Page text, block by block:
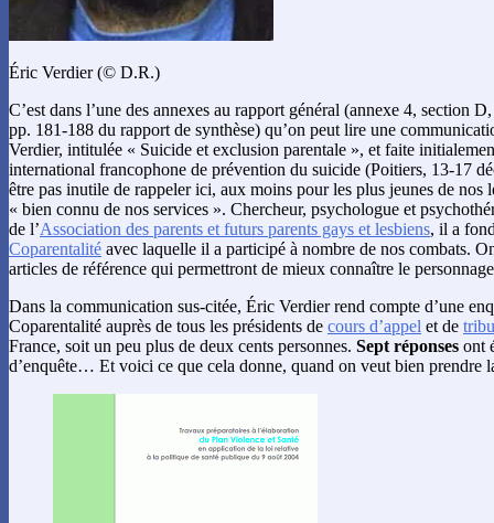
Éric Verdier (© D.R.)
C’est dans l’une des annexes au rapport général (annexe 4, section
pp. 181-188 du rapport de synthèse) qu’on peut lire une
Verdier, intitulée « Suicide et exclusion parentale », et faite
international francophone de prévention du suicide (Poitiers, 13-17
être pas inutile de rappeler ici, aux moins pour les plus jeunes de nos
« bien connu de nos services ». Chercheur, psychologue et
de l’Association des parents et futurs parents gays et lesbiens, il a
Coparentalité avec laquelle il a participé à nombre de nos combats.
articles de référence qui permettront de mieux connaître le
Dans la communication sus-citée, Éric Verdier rend compte d’une
Coparentalité auprès de tous les présidents de cours d’appel et de
France, soit un peu plus de deux cents personnes. Sept réponses ont
d’enquête… Et voici ce que cela donne, quand on veut bien prendre